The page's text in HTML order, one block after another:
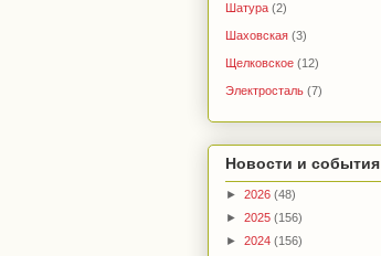
Шатура (2)
Шаховская (3)
Щелковское (12)
Электросталь (7)
Новости и события
► 2026 (48)
► 2025 (156)
► 2024 (156)